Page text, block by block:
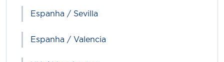
Espanha / Sevilla
Espanha / Valencia